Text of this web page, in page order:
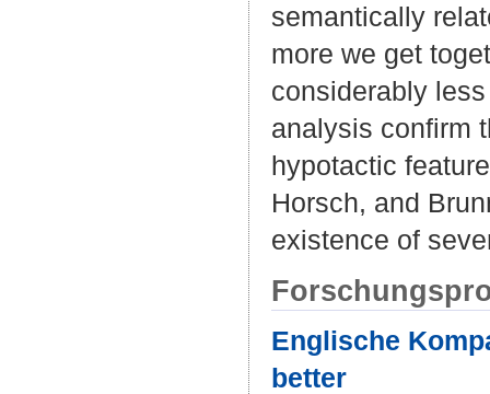
semantically
more we get
considerably
analysis confirm
hypotactic
Horsch, and
existence of
Englische
better